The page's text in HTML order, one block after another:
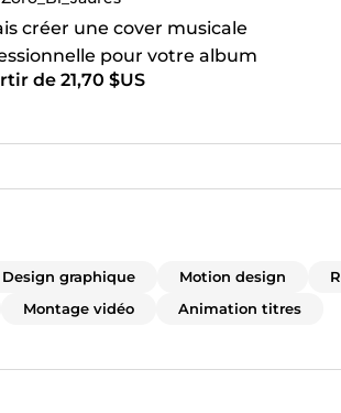
créer une cover musicale
pour votre album
& Animer ce cover
de 21,70 $US
Design graphique Motion design
Montage vidéo Animation titres